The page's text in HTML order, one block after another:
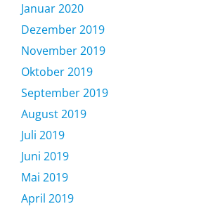
Januar 2020
Dezember 2019
November 2019
Oktober 2019
September 2019
August 2019
Juli 2019
Juni 2019
Mai 2019
April 2019